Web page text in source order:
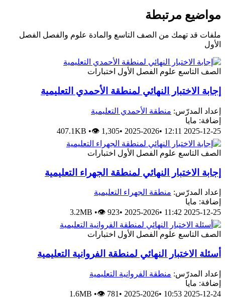
مواضيع مرتبطة
ملفات قد تهمك من الصف التاسع والمادة علوم والفصل الفصل
الأول
الصف التاسع علوم الفصل الأول اختبارات
إجابة الاختبار النهائي لمنطقة الأحمدي التعليمية
إعداد المدرّس: منطقة الأحمدي التعليمية
إضافة: مايا
2025-12-25 12:11
•
2025-2026
•
407.1KB •👁 1,305
الصف التاسع علوم الفصل الأول اختبارات
إجابة الاختبار النهائي لمنطقة الجهراء التعليمية
إعداد المدرّس: منطقة الجهراء التعليمية
إضافة: مايا
2025-12-25 11:42
•
2025-2026
•
3.2MB •👁 923
الصف التاسع علوم الفصل الأول اختبارات
أسئلة الاختبار النهائي لمنطقة الفروانية التعليمية
إعداد المدرّس: منطقة الفروانية التعليمية
إضافة: مايا
2025-12-24 10:53
•
2025-2026
•
1.6MB •👁 781